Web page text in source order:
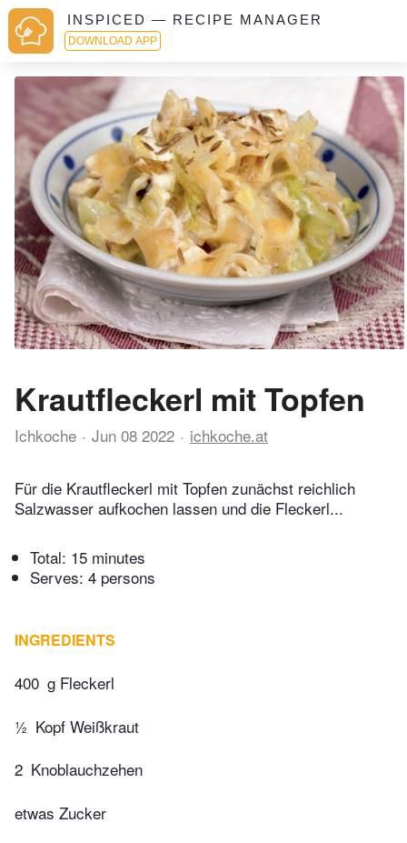
INSPICED — RECIPE MANAGER
DOWNLOAD APP
Krautfleckerl mit Topfen
Ichkoche Jun 08 2022 ichkoche.at
Für die Krautfleckerl mit Topfen zunächst reichlich
Salzwasser aufkochen lassen und die Fleckerl...
Total: 15 minutes
Serves: 4 persons
INGREDIENTS
400 g Fleckerl
½ Kopf Weißkraut
2 Knoblauchzehen
etwas Zucker